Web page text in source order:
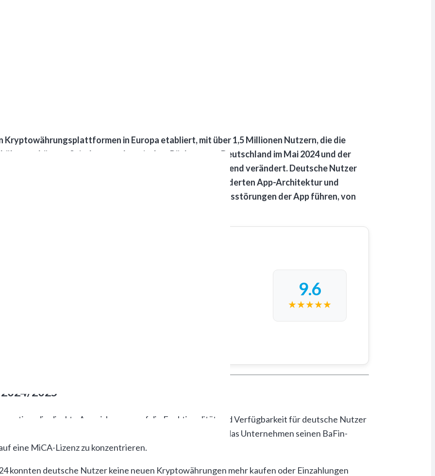
und Lösungen
Kryptowährungsplattformen in Europa etabliert, mit über 1,5 Millionen Nutzern, die die
schätzen. Seit dem regulatorischen Rückzug aus Deutschland im Mai 2024 und der
haben sich jedoch die Rahmenbedingungen grundlegend verändert. Deutsche Nutzer
Plattform handeln, müssen jedoch mit einer geänderten App-Architektur und
umgehen. Verschiedene Faktoren können zu Funktionsstörungen der App führen, von
spezifischen Einschränkungen.
9.6
★★★★★
2025
die direkte Auswirkungen auf die Funktionalität und Verfügbarkeit für deutsche Nutzer
vollständig vom deutschen Markt zurück, nachdem das Unternehmen seinen BaFin-
eine MiCA-Lizenz zu konzentrieren.
konnten deutsche Nutzer keine neuen Kryptowährungen mehr kaufen oder Einzahlungen